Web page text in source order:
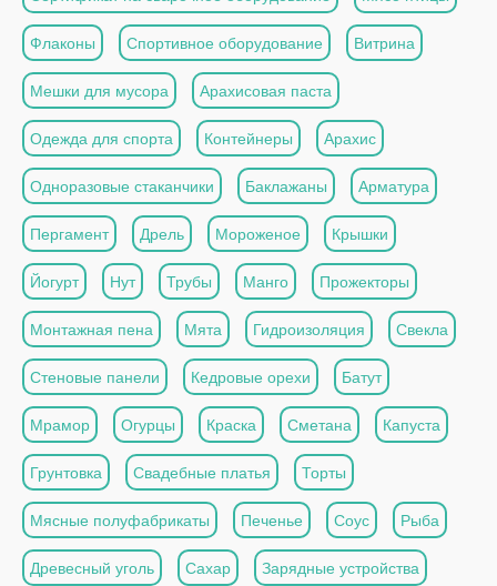
Флаконы Спортивное оборудование Витрина
Мешки для мусора Арахисовая паста
Одежда для спорта Контейнеры Арахис
Одноразовые стаканчики Баклажаны Арматура
Пергамент Дрель Мороженое Крышки
Йогурт Нут Трубы Манго Прожекторы
Монтажная пена Мята Гидроизоляция Свекла
Стеновые панели Кедровые орехи Батут
Мрамор Огурцы Краска Сметана Капуста
Грунтовка Свадебные платья Торты
Мясные полуфабрикаты Печенье Соус Рыба
Древесный уголь Сахар Зарядные устройства